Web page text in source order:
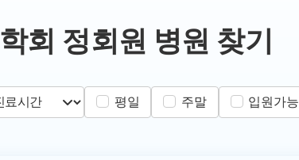
학회 정회원 병원 찾기
평일 주말 입원가능